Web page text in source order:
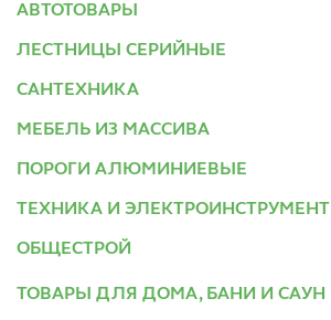
АВТОТОВАРЫ
ЛЕСТНИЦЫ СЕРИЙНЫЕ
САНТЕХНИКА
МЕБЕЛЬ ИЗ МАССИВА
ПОРОГИ АЛЮМИНИЕВЫЕ
ТЕХНИКА И ЭЛЕКТРОИНСТРУМЕНТ
ОБЩЕСТРОЙ
ТОВАРЫ ДЛЯ ДОМА, БАНИ И САУН